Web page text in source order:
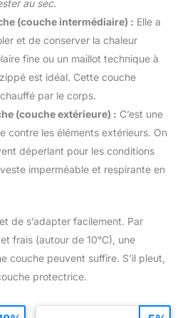
au sec.
(couche intermédiaire) : Elle a
et de conserver la chaleur
fine ou un maillot technique à
est idéal. Cette couche
par le corps.
(couche extérieure) : C’est une
contre les éléments extérieurs. On
déperlant pour les conditions
imperméable et respirante en
de s’adapter facilement. Par
frais (autour de 10°C), une
couche peuvent suffire. S’il pleut,
protectrice.